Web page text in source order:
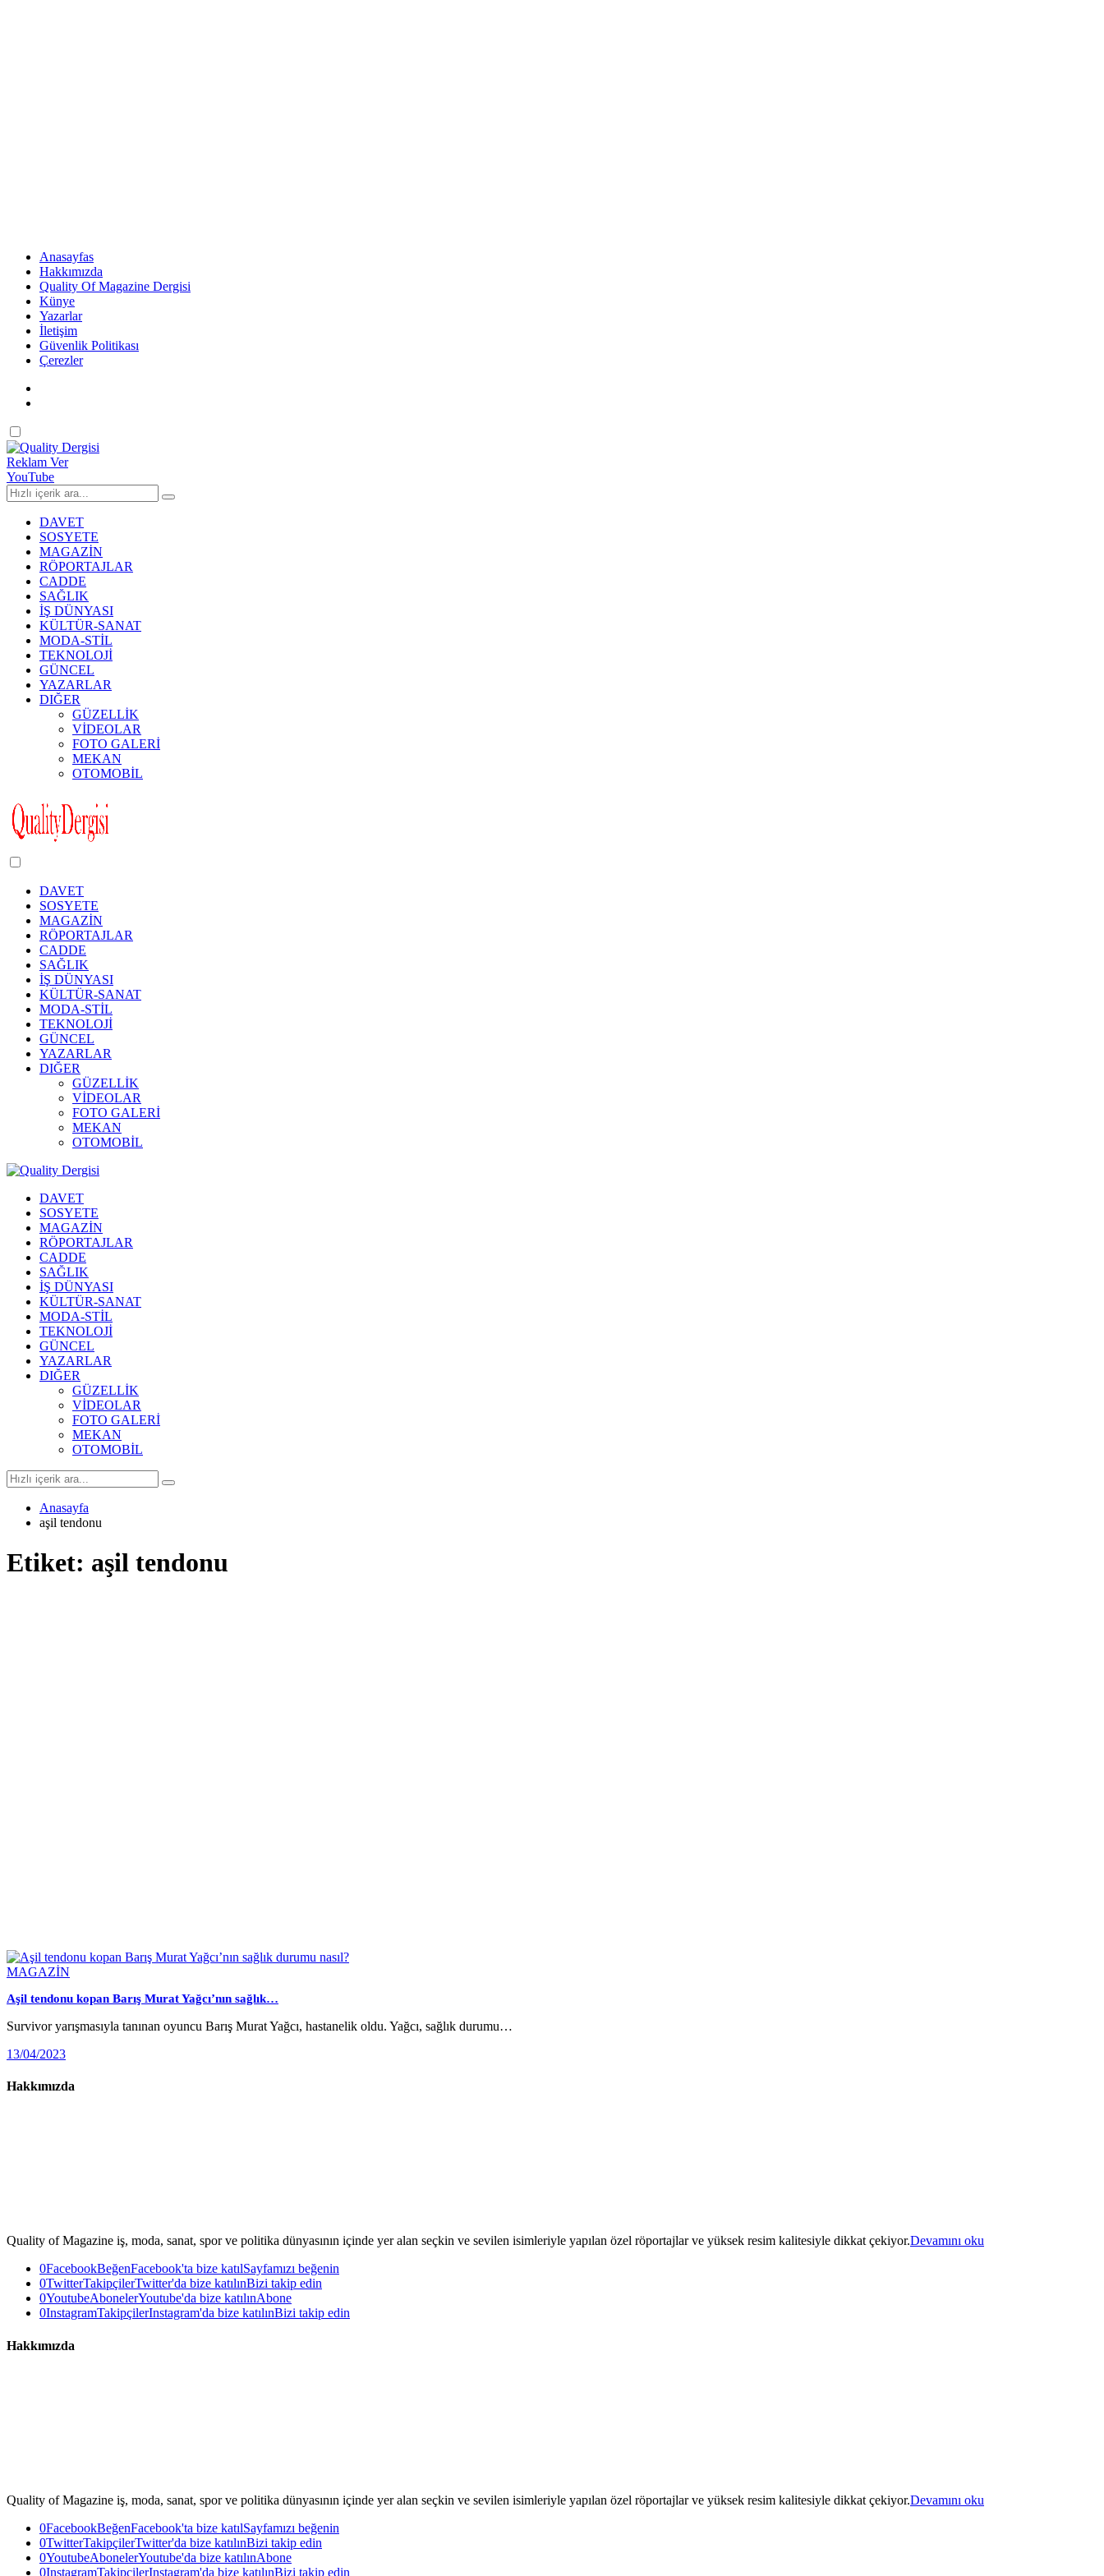
Anasayfas
Hakkımızda
Quality Of Magazine Dergisi
Künye
Yazarlar
İletişim
Güvenlik Politikası
Çerezler
Dark
mode
Reklam Ver
YouTube
DAVET
SOSYETE
MAGAZİN
RÖPORTAJLAR
CADDE
SAĞLIK
İŞ DÜNYASI
KÜLTÜR-SANAT
MODA-STİL
TEKNOLOJİ
GÜNCEL
YAZARLAR
DIĞER
GÜZELLİK
VİDEOLAR
FOTO GALERİ
MEKAN
OTOMOBİL
Dark
DAVET
SOSYETE
MAGAZİN
RÖPORTAJLAR
CADDE
SAĞLIK
İŞ DÜNYASI
KÜLTÜR-SANAT
MODA-STİL
TEKNOLOJİ
GÜNCEL
YAZARLAR
DIĞER
GÜZELLİK
VİDEOLAR
FOTO GALERİ
MEKAN
OTOMOBİL
DAVET
SOSYETE
MAGAZİN
RÖPORTAJLAR
CADDE
SAĞLIK
İŞ DÜNYASI
KÜLTÜR-SANAT
MODA-STİL
TEKNOLOJİ
GÜNCEL
YAZARLAR
DIĞER
GÜZELLİK
VİDEOLAR
FOTO GALERİ
MEKAN
OTOMOBİL
Anasayfa
aşil tendonu
Etiket: aşil tendonu
MAGAZİN
Aşil tendonu kopan Barış Murat Yağcı’nın sağlık…
Survivor yarışmasıyla tanınan oyuncu Barış Murat Yağcı, hastanelik oldu. Yağcı, sağlık durumu…
13/04/2023
Hakkımızda
Quality of Magazine iş, moda, sanat, spor ve politika dünyasının içinde yer alan seçkin ve sevilen isimleriyle yapılan özel röportajlar ve yüksek resim kalitesiyle dikkat çekiyor.Devamını oku
0FacebookBeğenFacebook'ta bize katılSayfamızı beğenin
0TwitterTakipçilerTwitter'da bize katılınBizi takip edin
0YoutubeAbonelerYoutube'da bize katılınAbone
0InstagramTakipçilerInstagram'da bize katılınBizi takip edin
Hakkımızda
Quality of Magazine iş, moda, sanat, spor ve politika dünyasının içinde yer alan seçkin ve sevilen isimleriyle yapılan özel röportajlar ve yüksek resim kalitesiyle dikkat çekiyor.Devamını oku
0FacebookBeğenFacebook'ta bize katılSayfamızı beğenin
0TwitterTakipçilerTwitter'da bize katılınBizi takip edin
0YoutubeAbonelerYoutube'da bize katılınAbone
0InstagramTakipçilerInstagram'da bize katılınBizi takip edin